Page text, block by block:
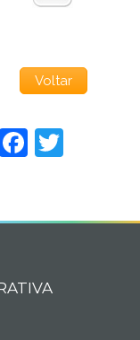
Voltar